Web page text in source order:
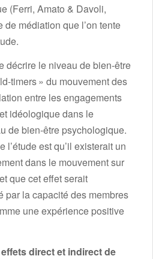
(Ferri, Amato & Davoli,
de médiation que l’on tente
décrire le niveau de bien-être
timers » du mouvement des
entre les engagements
idéologique dans le
de bien-être psychologique.
l’étude est qu’il existerait un
dans le mouvement sur
que cet effet serait
par la capacité des membres
une expérience positive
direct et indirect de